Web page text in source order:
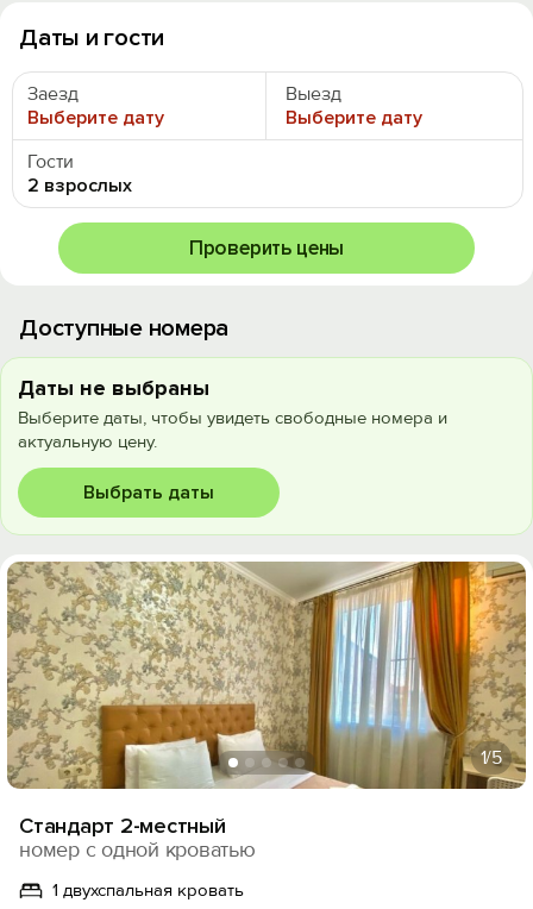
Даты и гости
Заезд
Выберите дату
Выезд
Выберите дату
Гости
2 взрослых
Проверить цены
Доступные номера
Даты не выбраны
Выберите даты, чтобы увидеть свободные номера и
актуальную цену.
Выбрать даты
1/5
Стандарт 2-местный
номер с одной кроватью
1 двухспальная кровать